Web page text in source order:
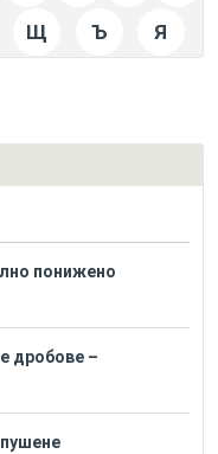
Щ Ъ Я
понижено
дробове –